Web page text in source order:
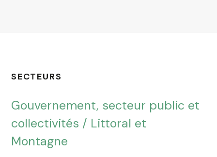
SECTEURS
Gouvernement, secteur public et
collectivités / Littoral et
Montagne